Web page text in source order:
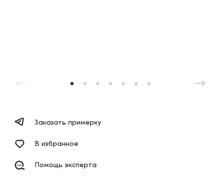
Заказать примерку
В избранное
Помощь эксперта